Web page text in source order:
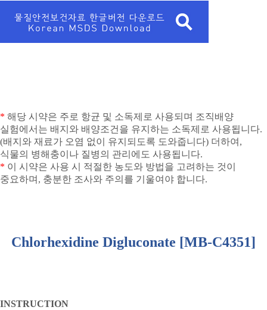
* 해당 시약은 주로 항균 및 소독제로 사용되며 조직배양
실험에서는 배지와 배양조건을 유지하는 소독제로 사용됩니다.
(배지와 재료가 오염 없이 유지되도록 도와줍니다) 더하여 ,
식물의 병해충이나 질병의 관리에도 사용됩니다.
* 이 시약은 사용 시 적절한 농도와 방법을 고려하는 것이
중요하며 , 충분한 조사와 주의를 기울여야 합니다.
Chlorhexidine Digluconate [MB-C4351]
INSTRUCTION